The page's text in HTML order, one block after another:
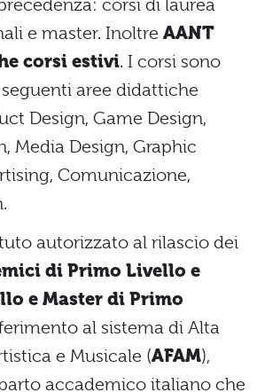
corsi di laurea
e master. Inoltre AANT
corsi estivi. I corsi sono
aree didattiche
Design, Game Design,
Media Design, Graphic
Comunicazione,
autorizzato al rilascio dei
di Primo Livello e
e Master di Primo
al sistema di Alta
e Musicale (AFAM),
accademico italiano che